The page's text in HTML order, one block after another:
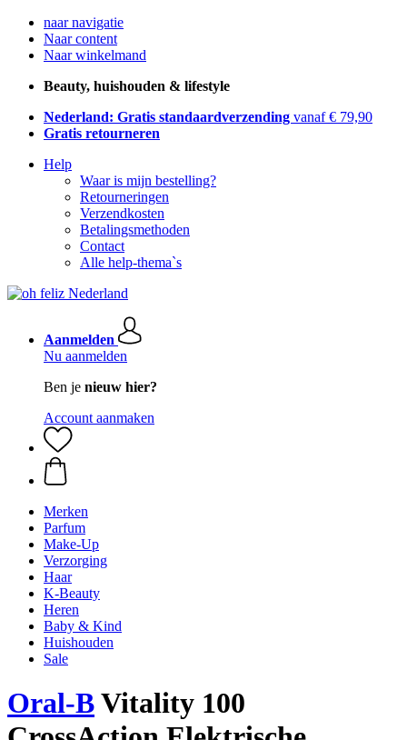
naar navigatie
Naar content
Naar winkelmand
Beauty, huishouden & lifestyle
Nederland: Gratis standaardverzending vanaf € 79,90
Gratis retourneren
Help
Waar is mijn bestelling?
Retourneringen
Verzendkosten
Betalingsmethoden
Contact
Alle help-thema`s
Aanmelden
Nu aanmelden
Ben je nieuw hier?
Account aanmaken
Merken
Parfum
Make-Up
Verzorging
Haar
K-Beauty
Heren
Baby & Kind
Huishouden
Sale
Oral-BVitality 100